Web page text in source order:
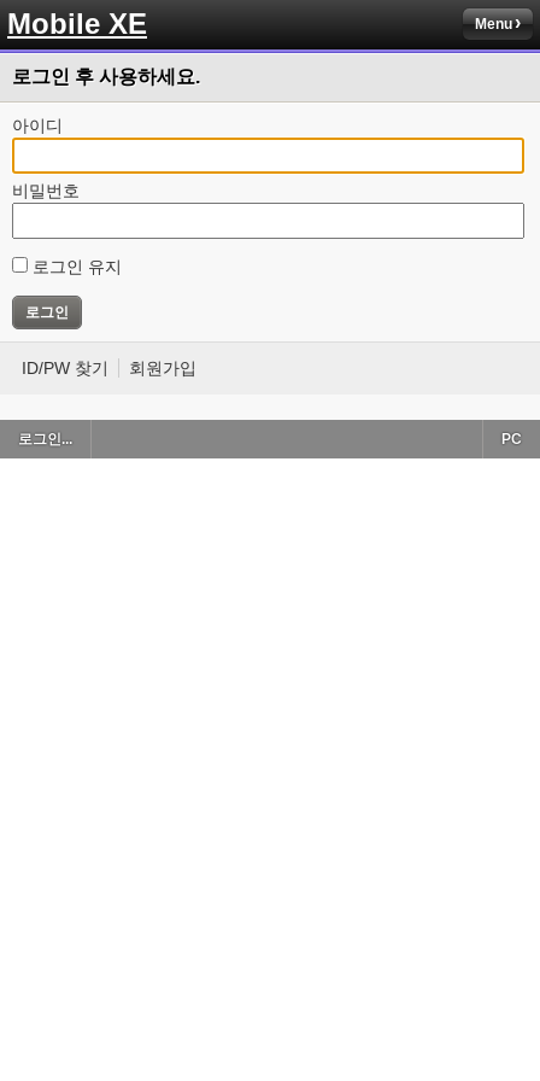
Mobile XE Menu
로그인 후 사용하세요.
아이디
비밀번호
로그인 유지
ID/PW 찾기 회원가입
로그인... PC